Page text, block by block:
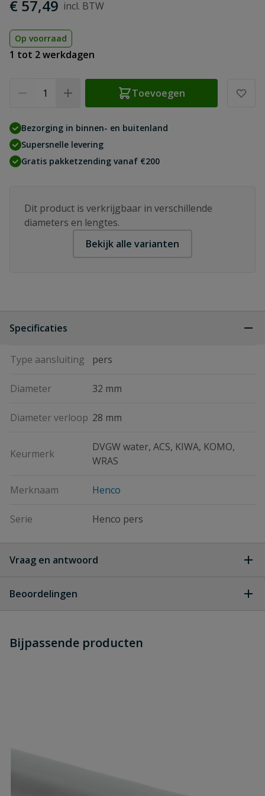
€ 57,49
Op voorraad
1 tot 2 werkdagen
Toevoegen
Bezorging in binnen- en buitenland
Supersnelle levering
Gratis pakketzending vanaf €200
Dit product is verkrijgbaar in verschillende
diameters en lengtes.
Bekijk alle varianten
Specificaties
Type aansluiting pers
Diameter 32 mm
Diameter verloop 28 mm
Keurmerk
DVGW water, ACS, KIWA, KOMO,
WRAS
Merknaam Henco
Serie Henco pers
Vraag en antwoord
dit product?
Beoordelingen
Schrijf zelf een beoordeling
Bijpassende producten